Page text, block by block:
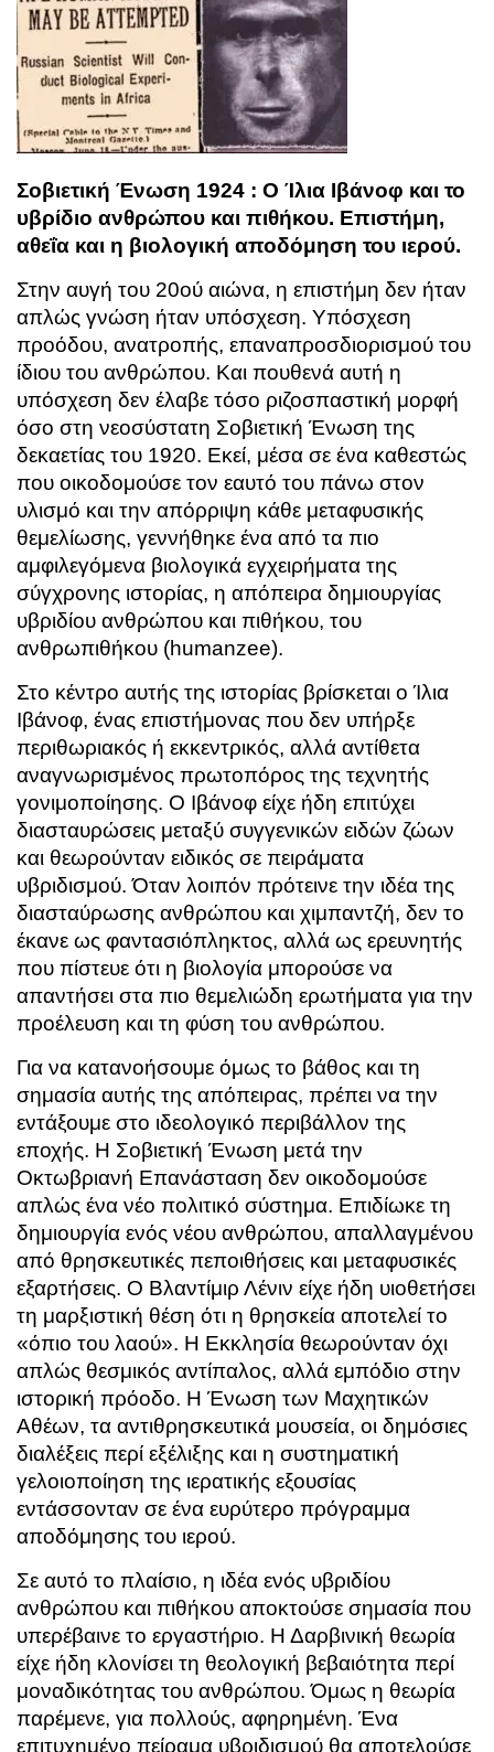
Σοβιετική Ένωση 1924 : Ο Ίλια Ιβάνοφ και το
υβρίδιο ανθρώπου και πιθήκου. Επιστήμη,
αθεΐα και η βιολογική αποδόμηση του ιερού.
Στην αυγή του 20ού αιώνα, η επιστήμη δεν ήταν
απλώς γνώση ήταν υπόσχεση. Υπόσχεση
προόδου, ανατροπής, επαναπροσδιορισμού του
ίδιου του ανθρώπου. Και πουθενά αυτή η
υπόσχεση δεν έλαβε τόσο ριζοσπαστική μορφή
όσο στη νεοσύστατη Σοβιετική Ένωση της
δεκαετίας του 1920. Εκεί, μέσα σε ένα καθεστώς
που οικοδομούσε τον εαυτό του πάνω στον
υλισμό και την απόρριψη κάθε μεταφυσικής
θεμελίωσης, γεννήθηκε ένα από τα πιο
αμφιλεγόμενα βιολογικά εγχειρήματα της
σύγχρονης ιστορίας, η απόπειρα δημιουργίας
υβριδίου ανθρώπου και πιθήκου, του
ανθρωπιθήκου (humanzee).
Στο κέντρο αυτής της ιστορίας βρίσκεται οΊλια
Ιβάνοφ, ένας επιστήμονας που δεν υπήρξε
περιθωριακός ή εκκεντρικός, αλλά αντίθετα
αναγνωρισμένος πρωτοπόρος της τεχνητής
γονιμοποίησης. Ο Ιβάνοφ είχε ήδη επιτύχει
διασταυρώσεις μεταξύ συγγενικών ειδών ζώων
και θεωρούνταν ειδικός σε πειράματα
υβριδισμού. Όταν λοιπόν πρότεινε την ιδέα της
διασταύρωσης ανθρώπου και χιμπαντζή, δεν το
έκανε ως φαντασιόπληκτος, αλλά ως ερευνητής
που πίστευε ότι η βιολογία μπορούσε να
απαντήσει στα πιο θεμελιώδη ερωτήματα για την
προέλευση και τη φύση του ανθρώπου.
Για να κατανοήσουμε όμως το βάθος και τη
σημασία αυτής της απόπειρας, πρέπει να την
εντάξουμε στο ιδεολογικό περιβάλλον της
εποχής. Η Σοβιετική Ένωση μετά την
Οκτωβριανή Επανάσταση δεν οικοδομούσε
απλώς ένα νέο πολιτικό σύστημα. Επιδίωκε τη
δημιουργία ενός νέου ανθρώπου, απαλλαγμένου
από θρησκευτικές πεποιθήσεις και μεταφυσικές
εξαρτήσεις. Ο Βλαντίμιρ Λένιν είχε ήδη υιοθετήσει
τη μαρξιστική θέση ότι η θρησκεία αποτελεί το
«όπιο του λαού». Η Εκκλησία θεωρούνταν όχι
απλώς θεσμικός αντίπαλος, αλλά εμπόδιο στην
ιστορική πρόοδο. Η Ένωση των Μαχητικών
Αθέων, τα αντιθρησκευτικά μουσεία, οι δημόσιες
διαλέξεις περί εξέλιξης και η συστηματική
γελοιοποίηση της ιερατικής εξουσίας
εντάσσονταν σε ένα ευρύτερο πρόγραμμα
αποδόμησης του ιερού.
Σε αυτό το πλαίσιο, η ιδέα ενός υβριδίου
ανθρώπου και πιθήκου αποκτούσε σημασία που
υπερέβαινε το εργαστήριο. Η Δαρβινική θεωρία
είχε ήδη κλονίσει τη θεολογική βεβαιότητα περί
μοναδικότητας του ανθρώπου. Όμως η θεωρία
παρέμενε, για πολλούς, αφηρημένη. Ένα
επιτυχημένο πείραμα υβριδισμού θα αποτελούσε